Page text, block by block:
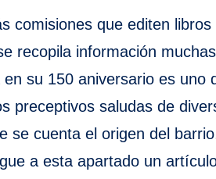
comisiones que editen
recopila información
en su 150 aniversario es uno
preceptivos saludas de
se cuenta el origen del
a esta apartado un